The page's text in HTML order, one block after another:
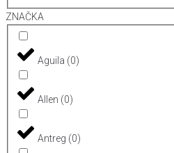
ZNAČKA
Aguila (0)
Allen (0)
Antreg (0)